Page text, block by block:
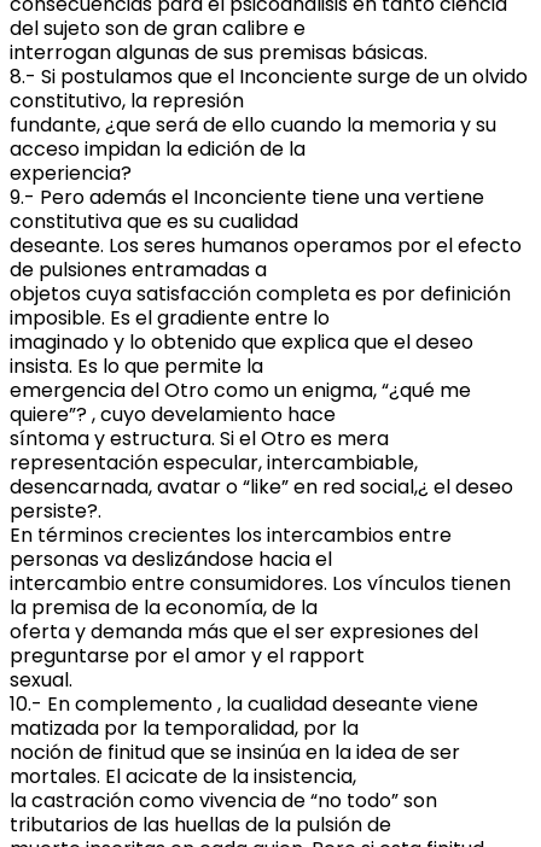
del sujeto son de gran calibre e
interrogan algunas de sus premisas básicas.
8.- Si postulamos que el Inconciente surge de un olvido
constitutivo, la represión
fundante, ¿que será de ello cuando la memoria y su
acceso impidan la edición de la
experiencia?
9.- Pero además el Inconciente tiene una vertiene
constitutiva que es su cualidad
deseante. Los seres humanos operamos por el efecto
de pulsiones entramadas a
objetos cuya satisfacción completa es por definición
imposible. Es el gradiente entre lo
imaginado y lo obtenido que explica que el deseo
insista. Es lo que permite la
emergencia del Otro como un enigma, “¿qué me
quiere”? , cuyo develamiento hace
síntoma y estructura. Si el Otro es mera
representación especular, intercambiable,
desencarnada, avatar o “like” en red social,¿ el deseo
persiste?.
En términos crecientes los intercambios entre
personas va deslizándose hacia el
intercambio entre consumidores. Los vínculos tienen
la premisa de la economía, de la
oferta y demanda más que el ser expresiones del
preguntarse por el amor y el rapport
sexual.
10.- En complemento , la cualidad deseante viene
matizada por la temporalidad, por la
noción de finitud que se insinúa en la idea de ser
mortales. El acicate de la insistencia,
la castración como vivencia de “no todo” son
tributarios de las huellas de la pulsión de